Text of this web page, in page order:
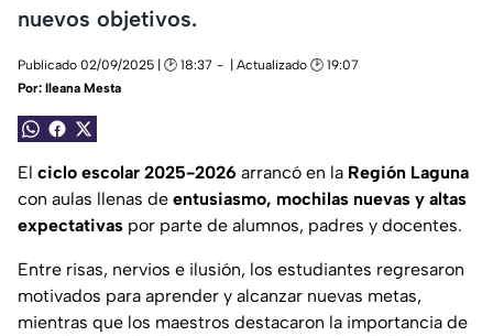
nuevos objetivos.
Publicado 02/09/2025 | 🕑 18:37
| Actualizado 🕑 19:07
Por: Ileana Mesta
El ciclo escolar 2025-2026 arrancó en la Región Laguna
con aulas llenas de entusiasmo, mochilas nuevas y altas
expectativas por parte de alumnos, padres y docentes.
Entre risas, nervios e ilusión, los estudiantes regresaron
motivados para aprender y alcanzar nuevas metas,
mientras que los maestros destacaron la importancia de